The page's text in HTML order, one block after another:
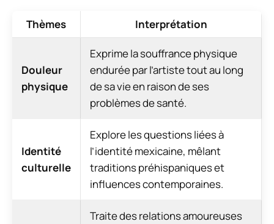
Thèmes Interprétation
Douleur
physique
Exprime la souffrance physique
endurée par l’artiste tout au long
de sa vie en raison de ses
problèmes de santé.
Identité
culturelle
Explore les questions liées à
l’identité mexicaine, mêlant
traditions préhispaniques et
influences contemporaines.
Traite des relations amoureuses